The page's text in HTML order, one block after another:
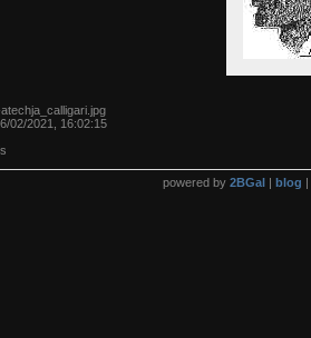
02/2021, 16:02:15
powered by 2BGal| blog |